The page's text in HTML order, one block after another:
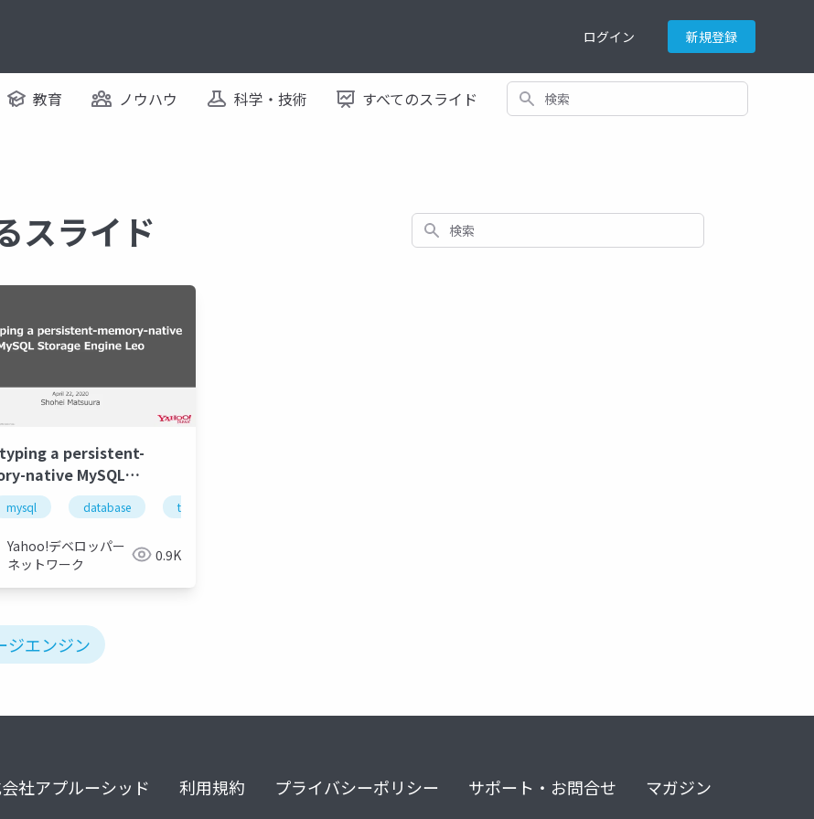
ログイン 新規登録
教育 ノウハウ 科学・技術 すべてのスライド 検索
スライド 検索
mysql pmem 不揮発性メモリ
a persistent-
native MySQL
Engine Leo #MySQL
#Transaction
mysql database transaction
Yahoo!デベロッパー
ネットワーク
0.9K
ジエンジン
社アプルーシッド 利用規約 プライバシーポリシー サポート・お問合せ マガジン